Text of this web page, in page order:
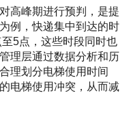
高峰期进行预判，是提
例，快递集中到达的时
5点，这些时段同时也
理层通过数据分析和历
理划分电梯使用时间
电梯使用冲突，从而减